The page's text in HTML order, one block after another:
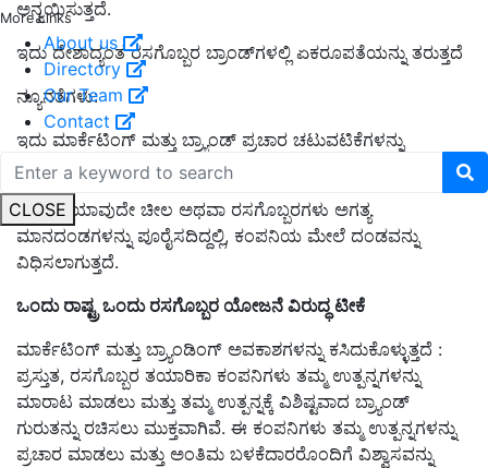
More Links
About us
Directory
Our Team
Contact
CLOSE
ಅನ್ವಯಿಸುತ್ತದೆ.
ಇದು ದೇಶಾದ್ಯಂತ ರಸಗೊಬ್ಬರ ಬ್ರಾಂಡ್‌ಗಳಲ್ಲಿ ಏಕರೂಪತೆಯನ್ನು ತರುತ್ತದೆ
ನ್ಯೂನತೆಗಳು:
ಇದು ಮಾರ್ಕೆಟಿಂಗ್ ಮತ್ತು ಬ್ರ್ಯಾಂಡ್ ಪ್ರಚಾರ ಚಟುವಟಿಕೆಗಳನ್ನು
ಕೈಗೊಳ್ಳುವುದರಿಂದ ರಸಗೊಬ್ಬರ ಕಂಪನಿಗಳನ್ನು ವಿಮುಖಗೊಳಿಸುತ್ತದೆ.
ಪ್ರಸ್ತುತ, ಯಾವುದೇ ಚೀಲ ಅಥವಾ ರಸಗೊಬ್ಬರಗಳು ಅಗತ್ಯ
ಮಾನದಂಡಗಳನ್ನು ಪೂರೈಸದಿದ್ದಲ್ಲಿ, ಕಂಪನಿಯ ಮೇಲೆ ದಂಡವನ್ನು
ವಿಧಿಸಲಾಗುತ್ತದೆ.
ಒಂದುರಾಷ್ಟ್ರ ಒಂದುರಸಗೊಬ್ಬರ ಯೋಜನೆ ವಿರುದ್ಧ ಟೀಕೆ
ಮಾರ್ಕೆಟಿಂಗ್ ಮತ್ತು ಬ್ರ್ಯಾಂಡಿಂಗ್ ಅವಕಾಶಗಳನ್ನು ಕಸಿದುಕೊಳ್ಳುತ್ತದೆ :
ಪ್ರಸ್ತುತ, ರಸಗೊಬ್ಬರ ತಯಾರಿಕಾ ಕಂಪನಿಗಳು ತಮ್ಮ ಉತ್ಪನ್ನಗಳನ್ನು
ಮಾರಾಟ ಮಾಡಲು ಮತ್ತು ತಮ್ಮ ಉತ್ಪನ್ನಕ್ಕೆ ವಿಶಿಷ್ಟವಾದ ಬ್ರ್ಯಾಂಡ್
ಗುರುತನ್ನು ರಚಿಸಲು ಮುಕ್ತವಾಗಿವೆ. ಈ ಕಂಪನಿಗಳು ತಮ್ಮ ಉತ್ಪನ್ನಗಳನ್ನು
ಪ್ರಚಾರ ಮಾಡಲು ಮತ್ತು ಅಂತಿಮ ಬಳಕೆದಾರರೊಂದಿಗೆ ವಿಶ್ವಾಸವನ್ನು